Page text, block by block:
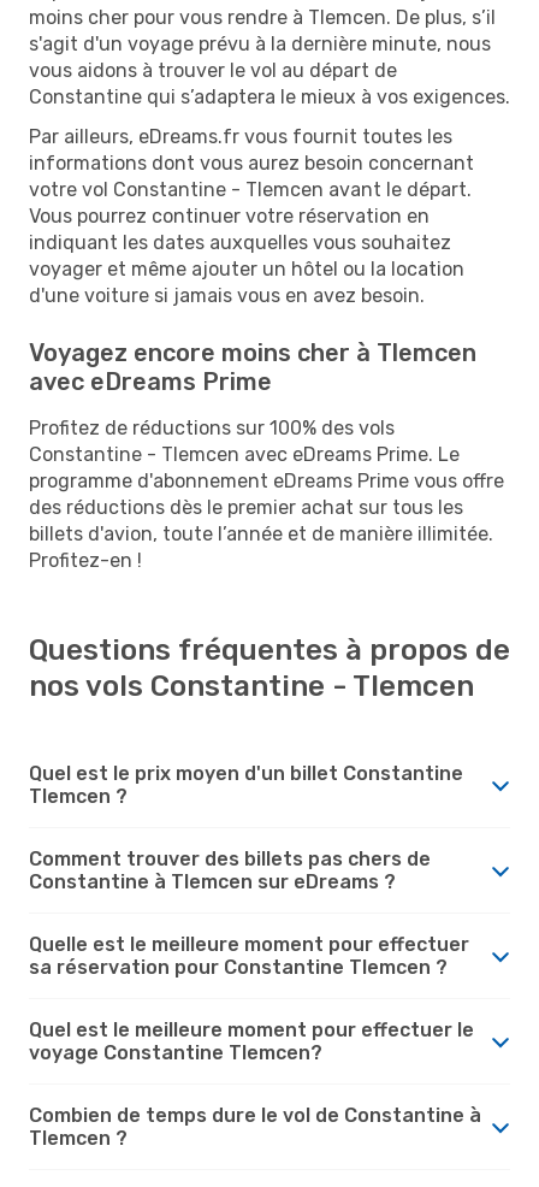
moins cher pour vous rendre à Tlemcen. De plus, s’il
s'agit d'un voyage prévu à la dernière minute, nous
vous aidons à trouver le vol au départ de
Constantine qui s’adaptera le mieux à vos exigences.
Par ailleurs, eDreams.fr vous fournit toutes les
informations dont vous aurez besoin concernant
votre vol Constantine - Tlemcen avant le départ.
Vous pourrez continuer votre réservation en
indiquant les dates auxquelles vous souhaitez
voyager et même ajouter un hôtel ou la location
d'une voiture si jamais vous en avez besoin.
Voyagez encore moins cher à Tlemcen
avec eDreams Prime
Profitez de réductions sur 100% des vols
Constantine - Tlemcen avec eDreams Prime. Le
programme d'abonnement eDreams Prime vous offre
des réductions dès le premier achat sur tous les
billets d'avion, toute l’année et de manière illimitée.
Profitez-en !
Questions fréquentes à propos de
nos vols Constantine - Tlemcen
Quel est le prix moyen d'un billet Constantine
Tlemcen ?
Comment trouver des billets pas chers de
Constantine à Tlemcen sur eDreams ?
Quelle est le meilleure moment pour effectuer
sa réservation pour Constantine Tlemcen ?
Quel est le meilleure moment pour effectuer le
voyage Constantine Tlemcen?
Combien de temps dure le vol de Constantine à
Tlemcen ?